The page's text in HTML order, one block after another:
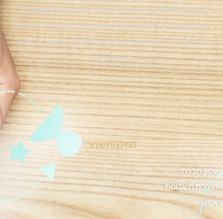
מונסון, באר יעקב, באקה אל גרבייה, כפר יונה, יקנעם עלית,
שפרעם, קריית מלאכי, מגדל העמד, מגדל, חצור, טירה, טירת
הכרמל, ערד, נשר, מע'אר, מעלות תרשיחא, אריאל, בן שאן,
אור עקיבא
המלצות/אחר
עסק חברתי
הנהלת חשבונות
אמזון